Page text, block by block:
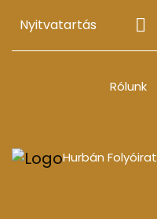
Nyitvatartás
Rólunk
Hurbán Folyóirat